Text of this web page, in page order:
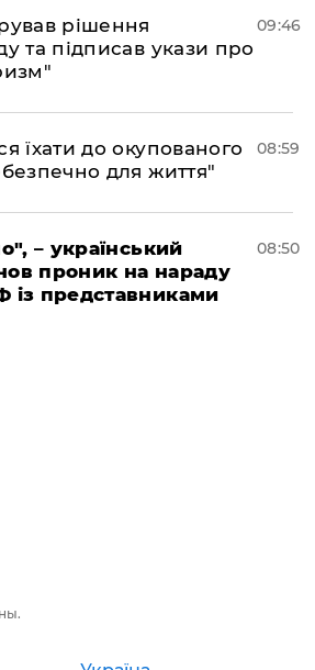
рішення
та підписав укази про
09:46
їхати до окупованого
для життя"
08:59
– український
проник на нараду
із представниками
08:50